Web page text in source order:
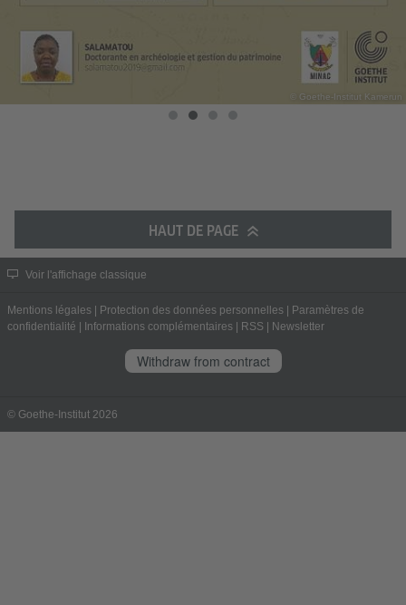
© Goethe-Institut Kamerun
HAUT DE PAGE
Voir l'affichage classique
Mentions légales Protection des données personnelles
Paramètres de
confidentialité
Informations complémentaires RSS Newsletter
Withdraw from contract
© Goethe-Institut 2026